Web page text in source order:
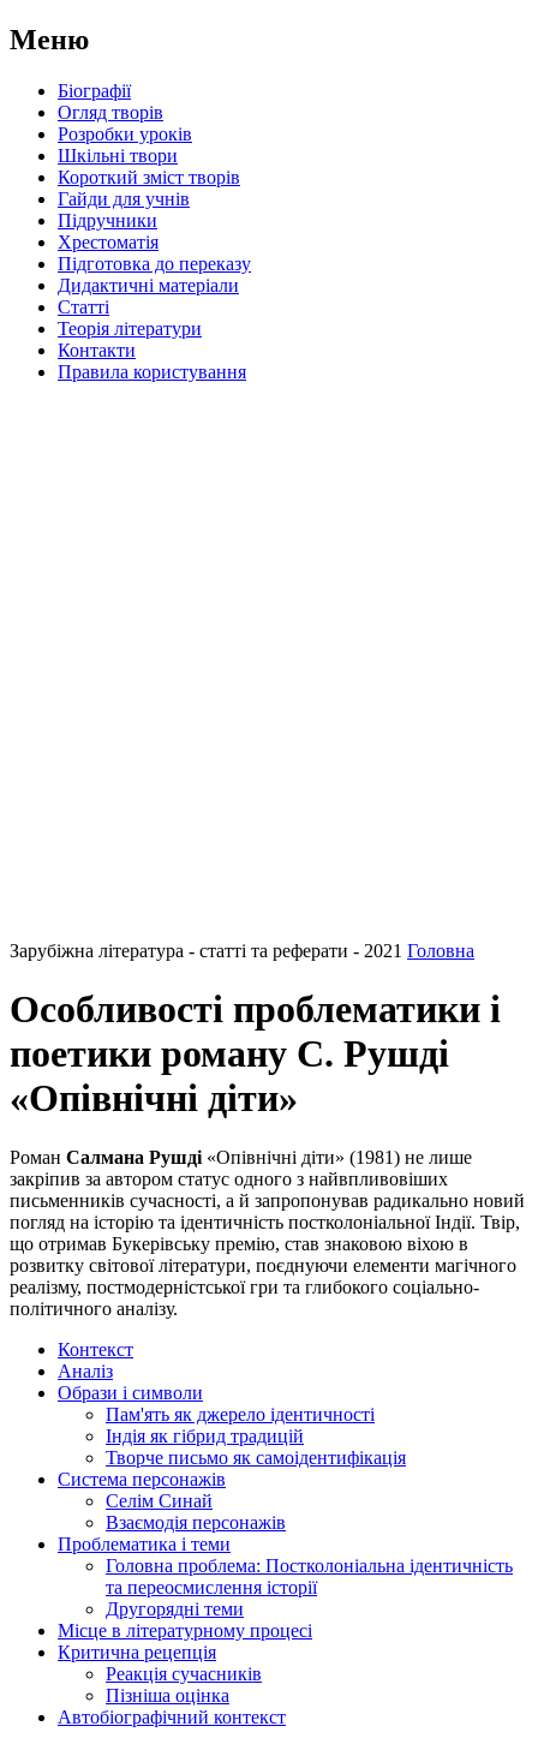
Меню
Біографії
Огляд творів
Розробки уроків
Шкільні твори
Короткий зміст творів
Гайди для учнів
Підручники
Хрестоматія
Підготовка до переказу
Дидактичні матеріали
Статті
Теорія літератури
Контакти
Правила користування
Зарубіжна література - статті та реферати - 2021 Головна
Особливості проблематики і
поетики роману С. Рушді
«Опівнічні діти»
Роман Салмана Рушді «Опівнічні діти» (1981) не лише
закріпив за автором статус одного з найвпливовіших
письменників сучасності, а й запропонував радикально новий
погляд на історію та ідентичність постколоніальної Індії. Твір,
що отримав Букерівську премію, став знаковою віхою в
розвитку світової літератури, поєднуючи елементи магічного
реалізму, постмодерністської гри та глибокого соціально-
політичного аналізу.
Контекст
Аналіз
Образи і символи
Пам'ять як джерело ідентичності
Індія як гібрид традицій
Творче письмо як самоідентифікація
Система персонажів
Селім Синай
Взаємодія персонажів
Проблематика і теми
Головна проблема: Постколоніальна ідентичність
та переосмислення історії
Другорядні теми
Місце в літературному процесі
Критична рецепція
Реакція сучасників
Пізніша оцінка
Автобіографічний контекст